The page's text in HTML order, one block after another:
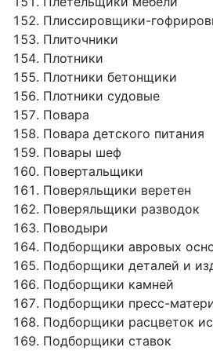
Плиссировщики-
Плиточники
Плотники
Плотники бетонщики
Плотники судовые
Повара
Повара детского питания
Повары шеф
Повертальщики
Поверяльщики веретен
Поверяльщики разводок
Поводыри
Подборщики авровых
Подборщики деталей и
Подборщики камней
Подборщики пресс-
Подборщики расцветок
Подборщики ставок